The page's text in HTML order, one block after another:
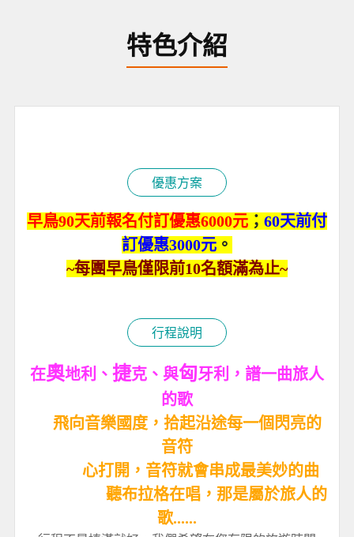
特色介紹
優惠方案
早鳥90天前報名付訂優惠6000元 ； 60天前付
訂優惠3000元 。
~每團早鳥僅限前10名額滿為止~
行程說明
在奧地利、 捷克、與匈牙利，譜一曲旅人
的歌
飛向音樂國度，拾起沿途每一個閃亮的
音符
心打開，音符就會串成最美妙的曲
聽布拉格在唱，那是屬於旅人的
歌......